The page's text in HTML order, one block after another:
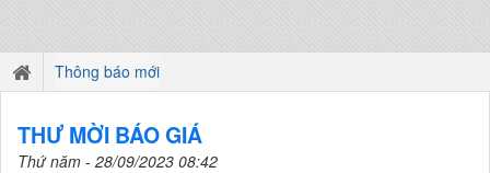
Thông báo mới
THƯ MỜI BÁO GIÁ
Thứ năm - 28/09/2023 08:42